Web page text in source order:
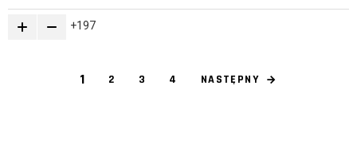
197
1 2 3 4 NASTĘPNY